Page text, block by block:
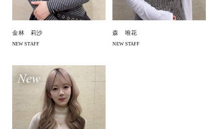
金林 莉沙
NEW STAFF
森 唯花
NEW STAFF